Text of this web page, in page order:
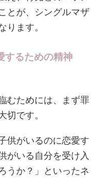
とが、シングルマザ
ります。
するための精神
むためには、まず罪
切です。
供がいるのに恋愛す
がいる自分を受け入
うか？」といったネ